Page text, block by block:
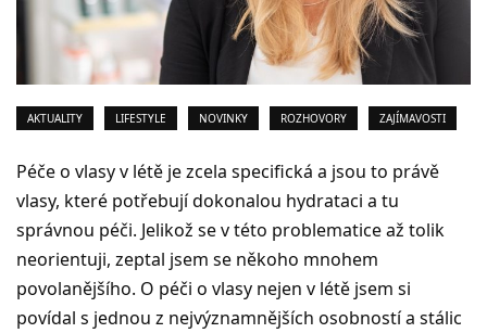
AKTUALITY LIFESTYLE NOVINKY ROZHOVORY ZAJÍMAVOSTI
Péče o vlasy v létě je zcela specifická a jsou to právě
vlasy, které potřebují dokonalou hydrataci a tu
správnou péči. Jelikož se v této problematice až tolik
neorientuji, zeptal jsem se někoho mnohem
povolanějšího. O péči o vlasy nejen v létě jsem si
povídal s jednou z nejvýznamnějších osobností a stálic